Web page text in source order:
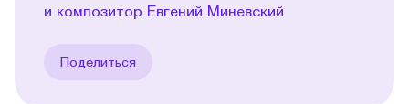
и композитор Евгений Миневский
Поделиться